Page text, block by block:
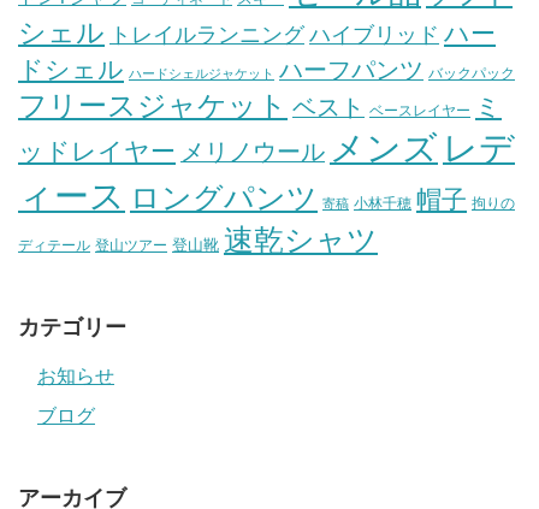
シェル トレイルランニング ハイブリッド ハー
ドシェル ハードシェルジャケット ハーフパンツ バックパック
フリースジャケット ベスト ベースレイヤー
ミ
ッドレイヤー メリノウール メンズ レデ
ィース ロングパンツ 寄稿 小林千穂 帽子 拘りの
ディテール 登山ツアー 登山靴 速乾シャツ
カテゴリー
お知らせ
ブログ
アーカイブ